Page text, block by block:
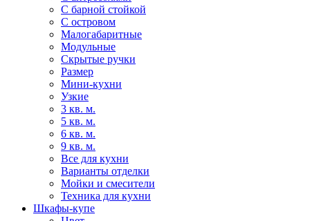
С барной стойкой
С островом
Малогабаритные
Модульные
Скрытые ручки
Размер
Мини-кухни
Узкие
3 кв. м.
5 кв. м.
6 кв. м.
9 кв. м.
Все для кухни
Варианты отделки
Мойки и смесители
Техника для кухни
Шкафы-купе